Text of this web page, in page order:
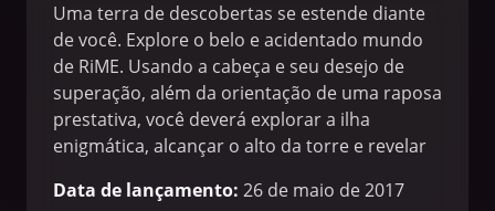
Uma terra de descobertas se estende diante
de você. Explore o belo e acidentado mundo
de RiME. Usando a cabeça e seu desejo de
superação, além da orientação de uma raposa
prestativa, você deverá explorar a ilha
enigmática, alcançar o alto da torre e revelar
Data de lançamento: 26 de maio de 2017